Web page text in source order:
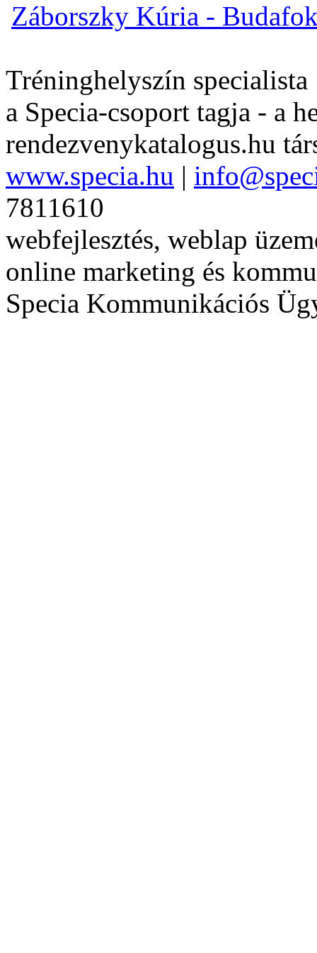
Záborszky Kúria -
Tréninghelyszín specialista
a Specia-csoport tagja - a
rendezvenykatalogus.hu
www.specia.hu |
7811610
webfejlesztés, weblap
online marketing és
Specia Kommunikációs